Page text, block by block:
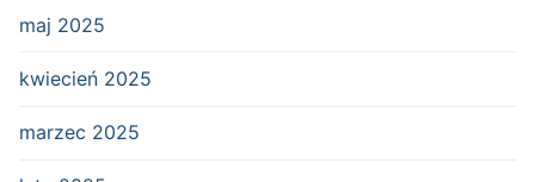
maj 2025
kwiecień 2025
marzec 2025